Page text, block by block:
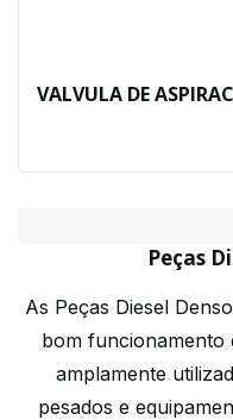
VALVULA DE
Peças
As Peças Diesel
bom funcionamento
amplamente
pesados e